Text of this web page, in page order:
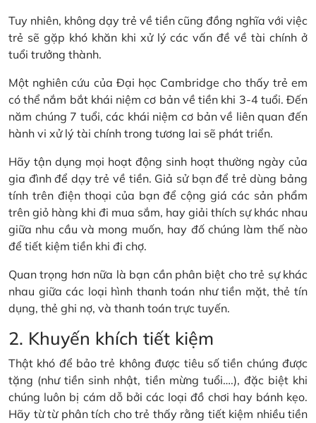
Tuy nhiên, không dạy trẻ về tiền cũng đồng nghĩa với việc
trẻ sẽ gặp khó khăn khi xử lý các vấn đề về tài chính ở
tuổi trưởng thành.
Một nghiên cứu của Đại học Cambridge cho thấy trẻ em
có thể nắm bắt khái niệm cơ bản về tiền khi 3-4 tuổi. Đến
năm chúng 7 tuổi, các khái niệm cơ bản về liên quan đến
hành vi xử lý tài chính trong tương lai sẽ phát triển.
Hãy tận dụng mọi hoạt động sinh hoạt thường ngày của
gia đình để dạy trẻ về tiền. Giả sử bạn để trẻ dùng bảng
tính trên điện thoại của bạn để cộng giá các sản phẩm
trên giỏ hàng khi đi mua sắm, hay giải thích sự khác nhau
giữa nhu cầu và mong muốn, hay đố chúng làm thế nào
để tiết kiệm tiền khi đi chợ.
Quan trọng hơn nữa là bạn cần phân biệt cho trẻ sự khác
nhau giữa các loại hình thanh toán như tiền mặt, thẻ tín
dụng, thẻ ghi nợ, và thanh toán trực tuyến.
2. Khuyến khích tiết kiệm
Thật khó để bảo trẻ không được tiêu số tiền chúng được
tặng (như tiền sinh nhật, tiền mừng tuổi….), đặc biệt khi
chúng luôn bị cám dỗ bởi các loại đồ chơi hay bánh kẹo.
Hãy từ từ phân tích cho trẻ thấy rằng tiết kiệm nhiều tiền